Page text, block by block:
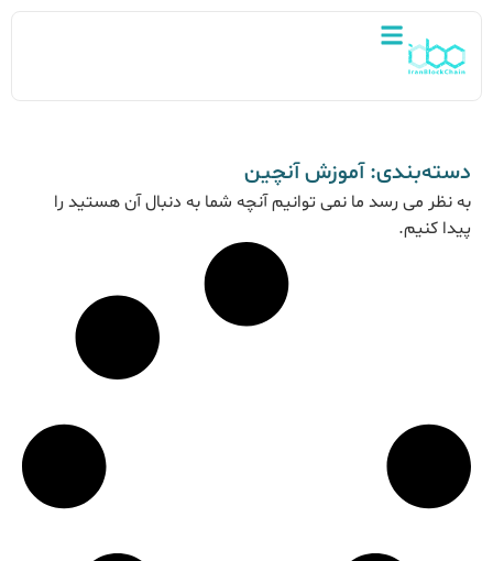
دسته‌بندی: آموزش آنچین
به نظر می رسد ما نمی توانیم آنچه شما به دنبال آن هستید را
پیدا کنیم.